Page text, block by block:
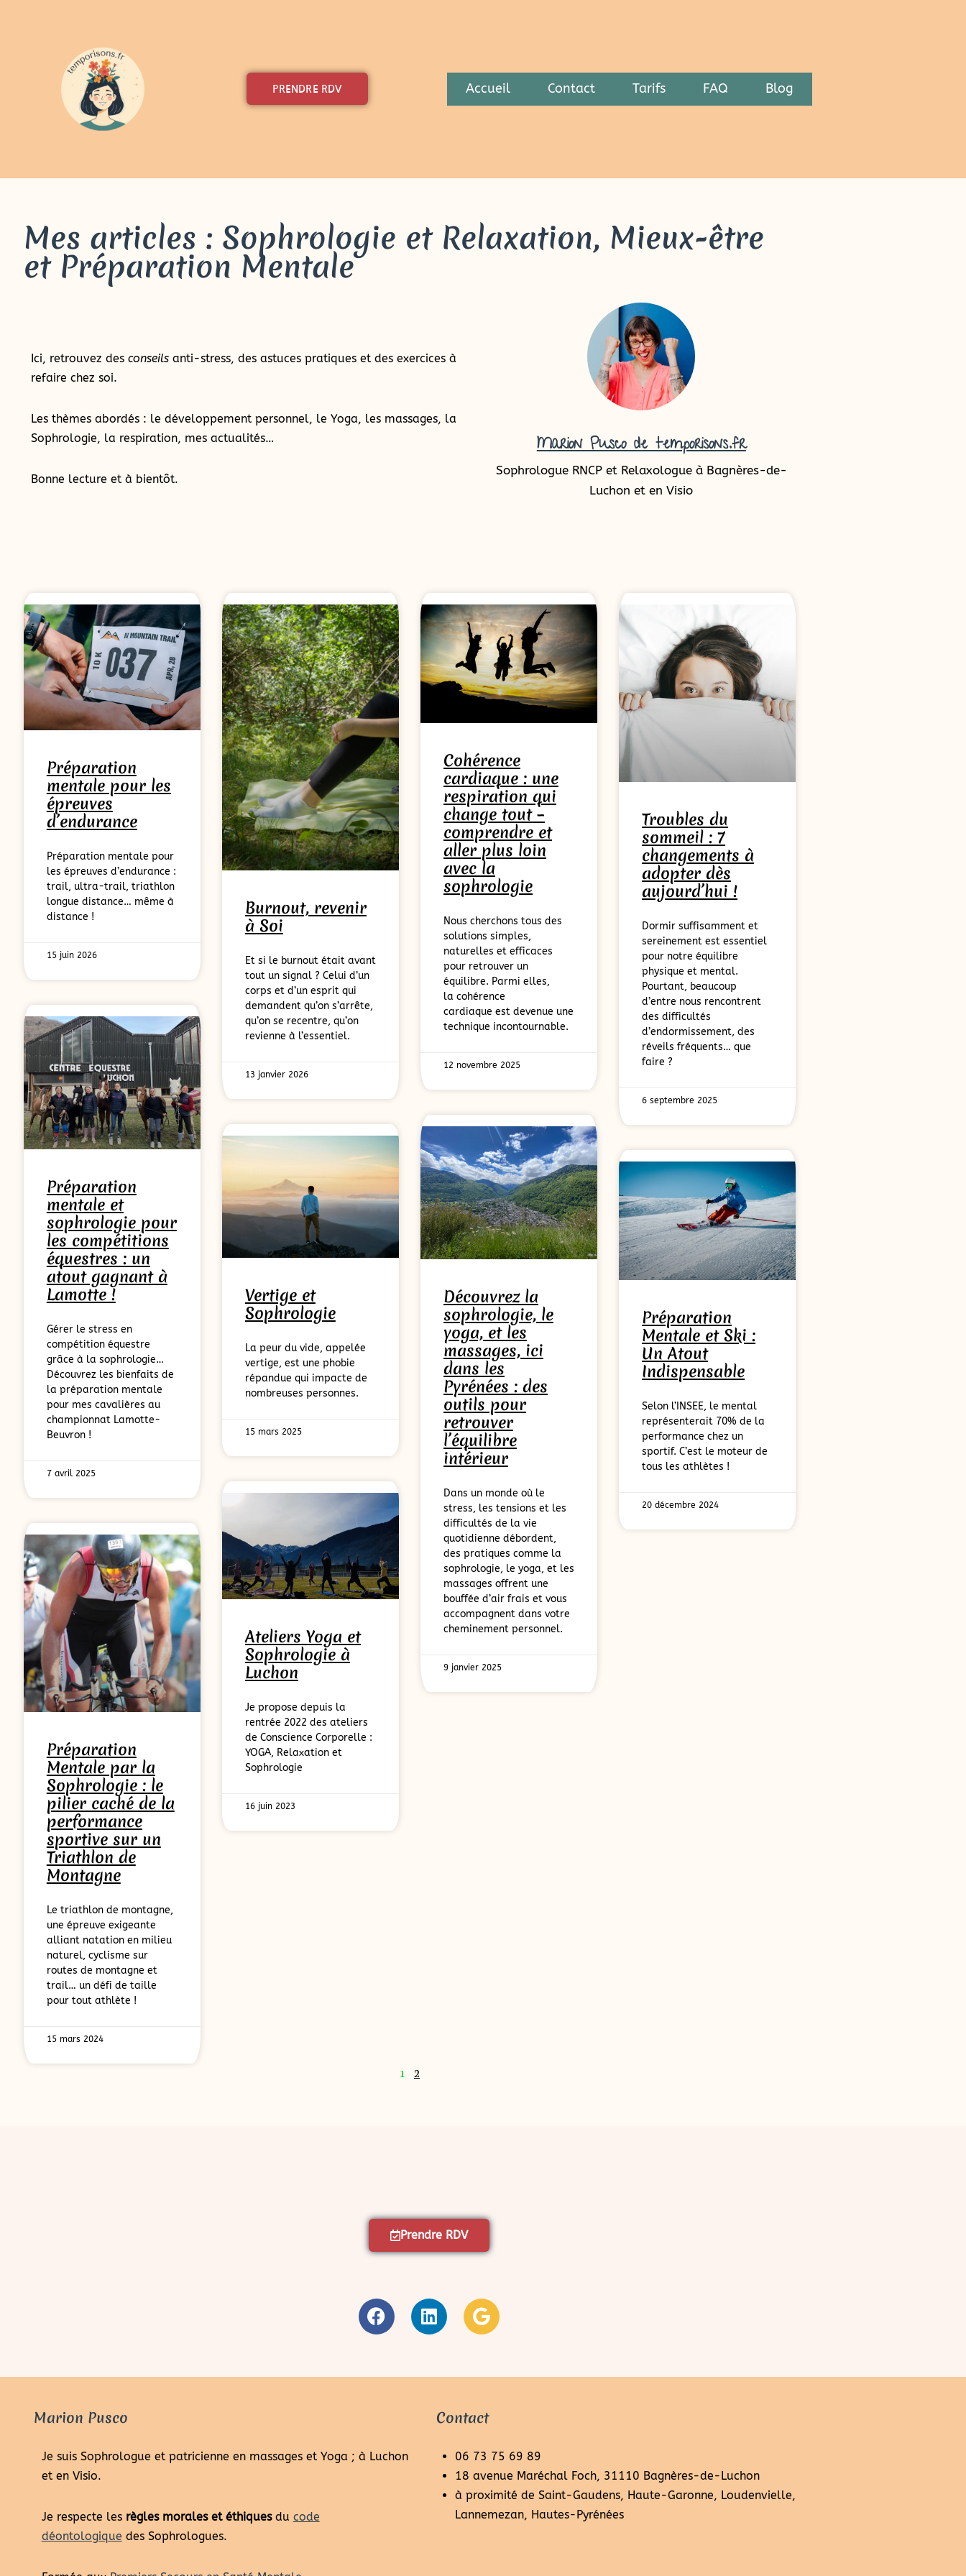
PRENDRE RDV Accueil Contact Tarifs FAQ Blog
Mes articles : Sophrologie et Relaxation, Mieux-être
et Préparation Mentale
Ici, retrouvez des conseilsanti-stress, des astuces pratiques et des exercices à
refaire chez soi.
Les thèmes abordés : le développement personnel, le Yoga, les massages, la
Sophrologie, la respiration, mes actualités…
Bonne lecture et à bientôt.
Marion Pusco de temporisons.fr
Sophrologue RNCP et Relaxologue à Bagnères-de-
Luchon et en Visio
Préparation
mentale pour les
épreuves
d’endurance
Préparation mentale pour
les épreuves d’endurance :
trail, ultra-trail, triathlon
longue distance… même à
distance !
15 juin 2026
Burnout, revenir
à Soi
Et si le burnout était avant
tout un signal ? Celui d’un
corps et d’un esprit qui
demandent qu’on s’arrête,
qu’on se recentre, qu’on
revienne à l’essentiel.
13 janvier 2026
Cohérence
cardiaque : une
respiration qui
change tout –
comprendre et
aller plus loin
avec la
sophrologie
Nous cherchons tous des
solutions simples,
naturelles et efficaces
pour retrouver un
équilibre. Parmi elles,
la cohérence
cardiaque est devenue une
technique incontournable.
12 novembre 2025
Troubles du
sommeil : 7
changements à
adopter dès
aujourd’hui !
Dormir suffisamment et
sereinement est essentiel
pour notre équilibre
physique et mental.
Pourtant, beaucoup
d’entre nous rencontrent
des difficultés
d’endormissement, des
réveils fréquents… que
faire ?
6 septembre 2025
Préparation
mentale et
sophrologie pour
les compétitions
équestres : un
atout gagnant à
Lamotte !
Gérer le stress en
compétition équestre
grâce à la sophrologie…
Découvrez les bienfaits de
la préparation mentale
pour mes cavalières au
championnat Lamotte-
Beuvron !
7 avril 2025
Vertige et
Sophrologie
La peur du vide, appelée
vertige, est une phobie
répandue qui impacte de
nombreuses personnes.
15 mars 2025
Découvrez la
sophrologie, le
yoga, et les
massages, ici
dans les
Pyrénées : des
outils pour
retrouver
l’équilibre
intérieur
Dans un monde où le
stress, les tensions et les
difficultés de la vie
quotidienne débordent,
des pratiques comme la
sophrologie, le yoga, et les
massages offrent une
bouffée d’air frais et vous
accompagnent dans votre
cheminement personnel.
9 janvier 2025
Préparation
Mentale et Ski :
Un Atout
Indispensable
Selon l’INSEE, le mental
représenterait 70% de la
performance chez un
sportif. C’est le moteur de
tous les athlètes !
20 décembre 2024
Préparation
Mentale par la
Sophrologie : le
pilier caché de la
performance
sportive sur un
Triathlon de
Montagne
Le triathlon de montagne,
une épreuve exigeante
alliant natation en milieu
naturel, cyclisme sur
routes de montagne et
trail… un défi de taille
pour tout athlète !
15 mars 2024
Ateliers Yoga et
Sophrologie à
Luchon
Je propose depuis la
rentrée 2022 des ateliers
de Conscience Corporelle :
YOGA, Relaxation et
Sophrologie
16 juin 2023
1 2
Prendre RDV
Marion Pusco
Je suis Sophrologue et patricienne en massages et Yoga ; à Luchon
et en Visio.
Je respecte les règles morales et éthiquesdu code
déontologique des Sophrologues.
Contact
06 73 75 69 89
18 avenue Maréchal Foch, 31110 Bagnères-de-Luchon
à proximité de Saint-Gaudens, Haute-Garonne, Loudenvielle,
Lannemezan, Hautes-Pyrénées